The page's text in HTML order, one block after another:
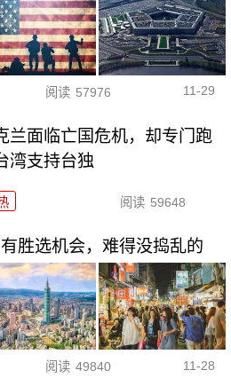
阅读 57976 11-29
兰面临亡国危机，却专门跑
湾支持台独
阅读 59648
胜选机会，难得没捣乱的
阅读 49840 11-28